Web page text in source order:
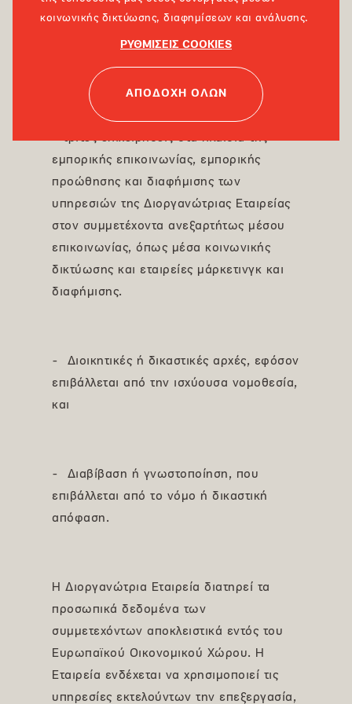
ήτοι εταιρείες στις οποίες η Διοργανώτρια
Εταιρεία έχει αναθέσει την εκτέλεση του
διαγωνισμού καθώς και υποστηρικτικών
αυτού ενεργειών.
- τρίτες επιχειρήσεις στα πλαίσια της
εμπορικής επικοινωνίας, εμπορικής
προώθησης και διαφήμισης των
υπηρεσιών της Διοργανώτριας Εταιρείας
στον συμμετέχοντα ανεξαρτήτως μέσου
επικοινωνίας, όπως μέσα κοινωνικής
δικτύωσης και εταιρείες μάρκετινγκ και
διαφήμισης.
- Διοικητικές ή δικαστικές αρχές, εφόσον
επιβάλλεται από την ισχύουσα νομοθεσία,
και
- Διαβίβαση ή γνωστοποίηση, που
επιβάλλεται από το νόμο ή δικαστική
απόφαση.
Η Διοργανώτρια Εταιρεία διατηρεί τα
προσωπικά δεδομένα των
συμμετεχόντων αποκλειστικά εντός του
Ευρωπαϊκού Οικονομικού Χώρου. H
Εταιρεία ενδέχεται να χρησιμοποιεί τις
υπηρεσίες εκτελούντων την επεξεργασία,
κοινωνικής δικτύωσης, διαφημίσεων και ανάλυσης.
ΡΥΘΜΙΣΕΙΣ COOKIES
ΑΠΟΔΟΧΗ ΟΛΩΝ